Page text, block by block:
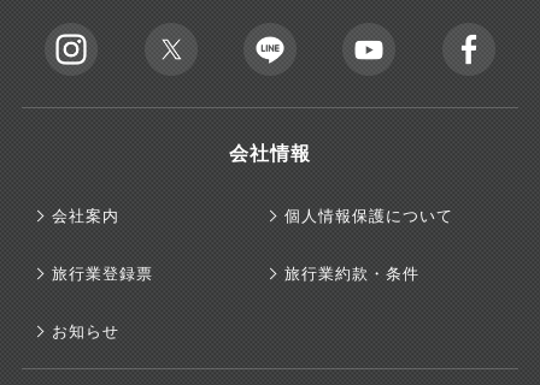
会社情報
会社案内 個人情報保護について
旅行業登録票 旅行業約款・条件
お知らせ